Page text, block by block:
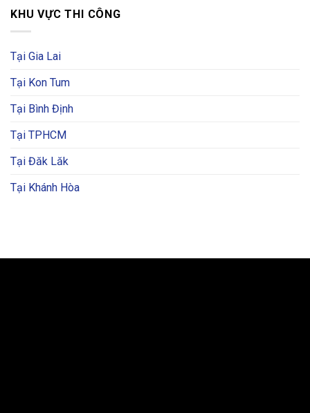
KHU VỰC THI CÔNG
Tại Gia Lai
Tại Kon Tum
Tại Bình Định
Tại TPHCM
Tại Đăk Lăk
Tại Khánh Hòa